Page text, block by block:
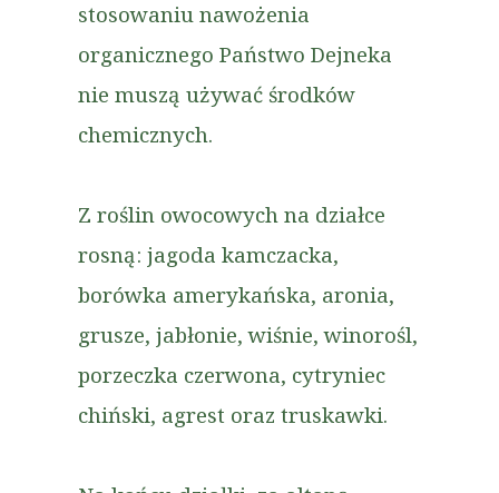
stosowaniu nawożenia
organicznego Państwo Dejneka
nie muszą używać środków
chemicznych.
Z roślin owocowych na działce
rosną: jagoda kamczacka,
borówka amerykańska, aronia,
grusze, jabłonie, wiśnie, winorośl,
porzeczka czerwona, cytryniec
chiński, agrest oraz truskawki.